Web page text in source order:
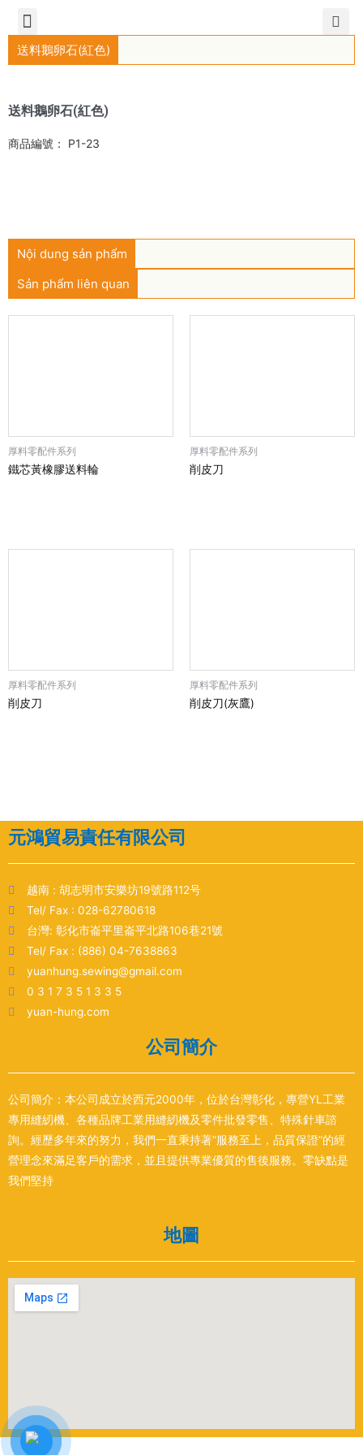
送料鵝卵石(紅色)
送料鵝卵石(紅色)
商品編號： P1-23
Nội dung sản phẩm
Sản phẩm liên quan
厚料零配件系列
鐵芯黃橡膠送料輪
厚料零配件系列
削皮刀
厚料零配件系列
削皮刀
厚料零配件系列
削皮刀(灰鷹)
元鴻貿易責任有限公司
越南 : 胡志明市安樂坊19號路112号
Tel/ Fax : 028-62780618
台灣: 彰化市崙平里崙平北路106巷21號
Tel/ Fax : (886) 04-7638863
yuanhung.sewing@gmail.com
0 3 1 7 3 5 1 3 3 5
yuan-hung.com
公司簡介
公司簡介：本公司成立於西元2000年，位於台灣彰化，專營YL工業
專用縫紉機、各種品牌工業用縫紉機及零件批發零售、特殊針車諮
詢。經歷多年來的努力，我們一直秉持著”服務至上，品質保證”的經
營理念來滿足客戶的需求，並且提供專業優質的售後服務。零缺點是
我們堅持
地圖
Copyright © 2022 Yuan-hung.com by desgin